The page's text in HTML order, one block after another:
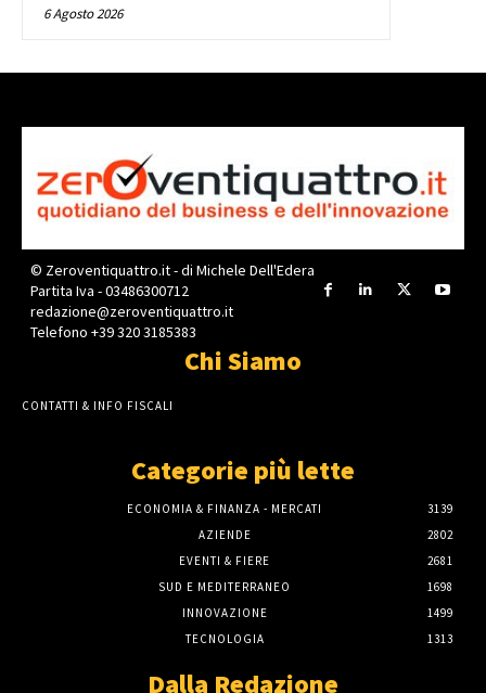
6 Agosto 2026
© Zeroventiquattro.it - di Michele Dell'Edera
Partita Iva - 03486300712
redazione@zeroventiquattro.it
Telefono +39 320 3185383
Chi Siamo
CONTATTI & INFO FISCALI
Categorie più lette
ECONOMIA & FINANZA - MERCATI
3139
AZIENDE
2802
EVENTI & FIERE
2681
SUD E MEDITERRANEO
1698
INNOVAZIONE
1499
TECNOLOGIA
1313
Dalla Redazione